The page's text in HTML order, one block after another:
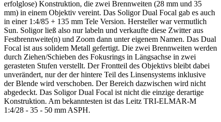
erfolglose) Konstruktion, die zwei Brennweiten (28 mm und 35
mm) in einem Objektiv vereint. Das Soligor Dual Focal gab es auch
in einer 1:4/85 + 135 mm Tele Version. Hersteller war vermutlich
Sun. Soligor ließ also nur labeln und verkaufte diese Zwitter aus
Festbrennweite(n) und Zoom dann unter eigenem Namen. Das Dual
Focal ist aus solidem Metall gefertigt. Die zwei Brennweiten werden
durch Ziehen/Schieben des Fokusrings in Längsachse in zwei
gerasteten Stufen verstellt. Der Frontteil des Objektivs bleibt dabei
unverändert, nur der der hintere Teil des Linsensystems inklusive
der Blende wird verschoben. Der Bereich dazwischen wird nicht
abgedeckt. Das Soligor Dual Focal ist nicht die einzige derartige
Konstruktion. Am bekanntesten ist das Leitz TRI-ELMAR-M
1:4/28 - 35 - 50 mm ASPH.